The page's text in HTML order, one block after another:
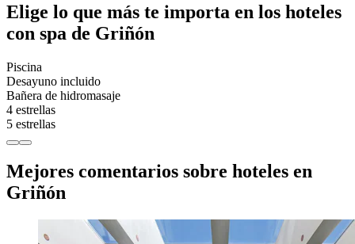
Elige lo que más te importa en los hoteles
con spa de Griñón
Piscina
Desayuno incluido
Bañera de hidromasaje
4 estrellas
5 estrellas
Mejores comentarios sobre hoteles en
Griñón